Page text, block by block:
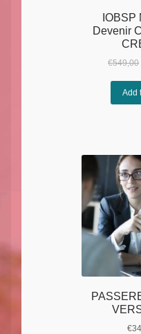
IOBSP
Devenir
€549,00
Add
€